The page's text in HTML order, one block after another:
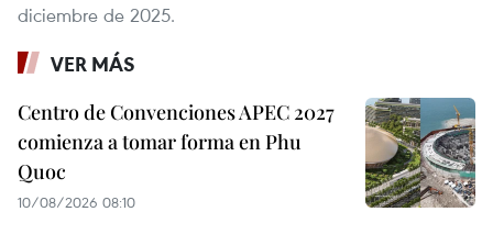
diciembre de 2025.
VER MÁS
Centro de Convenciones APEC 2027
comienza a tomar forma en Phu
Quoc
10/08/2026 08:10